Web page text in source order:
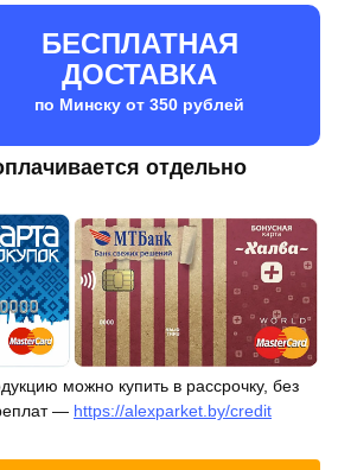
БЕСПЛАТНАЯ
ДОСТАВКА
по Минску от 350 рублей
отдельно
можно купить в рассрочку, без
— https://alexparket.by/credit